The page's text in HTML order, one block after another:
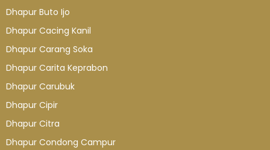
Dhapur Buto Ijo
Dhapur Cacing Kanil
Dhapur Carang Soka
Dhapur Carita Keprabon
Dhapur Carubuk
Dhapur Cipir
Dhapur Citra
Dhapur Condong Campur